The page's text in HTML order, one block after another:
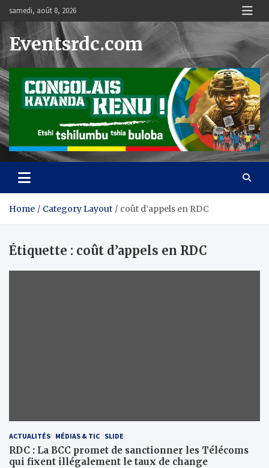
content
samedi, août 8, 2026
Eventsrdc.com
Home Category Layout coût d’appels en RDC
Étiquette : coût d’appels en RDC
ACTUALITÉS MÉDIAS & TIC SLIDE
RDC : La BCC promet de sanctionner les Télécoms
qui fixent illégalement le taux de change